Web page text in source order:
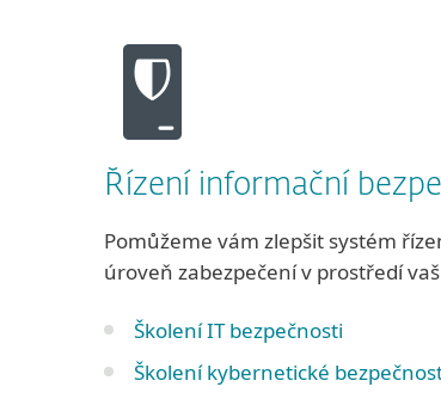
Řízení informační
Pomůžeme vám zlepšit systém
úroveň zabezpečení v prostředí
Školení IT bezpečnosti
Školení kybernetické